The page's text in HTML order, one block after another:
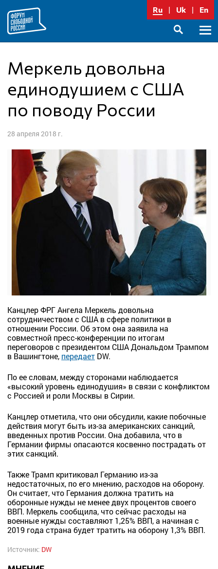
содержимому
Ru Uk En
Меркель довольна
единодушием с США
по поводу России
28 апреля 2018 г.
Канцлер ФРГ Ангела Меркель довольна
сотрудничеством с США в сфере политики в
отношении России. Об этом она заявила на
совместной пресс-конференции по итогам
переговоров с президентом США Дональдом Трампом
в Вашингтоне, передает DW.
По ее словам, между сторонами наблюдается
«высокий уровень единодушия» в связи с конфликтом
с Россией и роли Москвы в Сирии.
Канцлер отметила, что они обсудили, какие побочные
действия могут быть из-за американских санкций,
введенных против России. Она добавила, что в
Германии фирмы опасаются косвенно пострадать от
этих санкций.
Также Трамп критиковал Германию из-за
недостаточных, по его мнению, расходов на оборону.
Он считает, что Германия должна тратить на
оборонные нужды не менее двух процентов своего
ВВП. Меркель сообщила, что сейчас расходы на
военные нужды составляют 1,25% ВВП, а начиная с
2019 года страна будет тратить на оборону 1,3% ВВП.
Источник: DW